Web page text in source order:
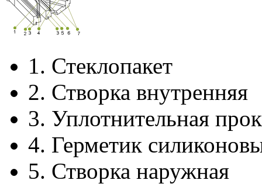
1. Стеклопакет
2. Створка внутренняя
3. Уплотнительная
4. Герметик
5. Створка наружная